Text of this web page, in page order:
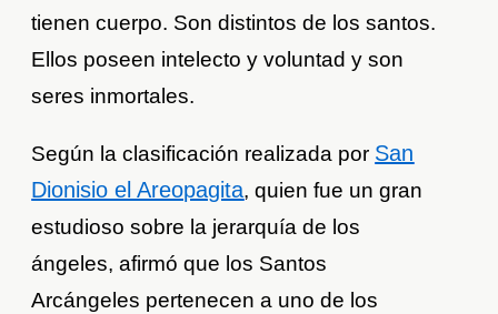
tienen cuerpo. Son distintos de los santos.
Ellos poseen intelecto y voluntad y son
seres inmortales.
Según la clasificación realizada por San
Dionisio el Areopagita, quien fue un gran
estudioso sobre la jerarquía de los
ángeles, afirmó que los Santos
Arcángeles pertenecen a uno de los